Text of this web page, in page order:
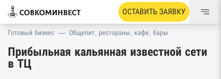
ОСТАВИТЬ ЗАЯВКУ
Готовый бизнес — Общепит, рестораны, кафе, бары
Прибыльная кальянная известной сети
в ТЦ